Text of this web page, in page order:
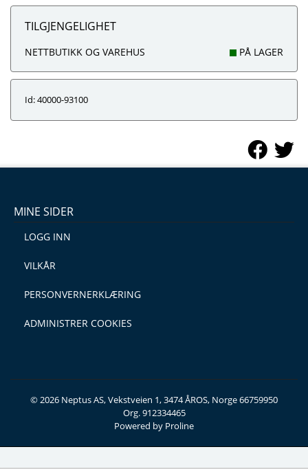
TILGJENGELIGHET
NETTBUTIKK OG VAREHUS PÅ LAGER
Id: 40000-93100
MINE SIDER
LOGG INN
VILKÅR
PERSONVERNERKLÆRING
ADMINISTRER COOKIES
© 2026 Neptus AS, Vekstveien 1, 3474 ÅROS, Norge 66759950
Org. 912334465
Powered by Proline